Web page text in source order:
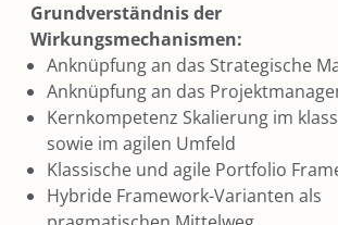
Grundverständnis der
Wirkungsmechanismen:
Anknüpfung an das Strategische
Anknüpfung an das
Kernkompetenz Skalierung im
sowie im agilen Umfeld
Klassische und agile Portfolio
Hybride Framework-Varianten als